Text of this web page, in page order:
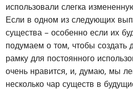
использовали слегка
Если в одном из следующих
существа – особенно если их
подумаем о том, чтобы создать
рамку для постоянного
очень нравится, и, думаю, мы
несколько чар существ в